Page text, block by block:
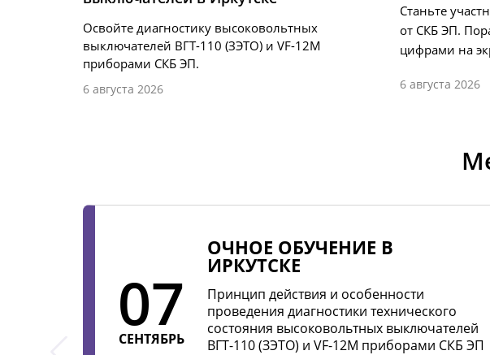
Освойте диагностику высоковольтных
выключателей ВГТ-110 (ЗЭТО) и VF-12M
приборами СКБ ЭП.
6 августа 2026
Станьте
от СКБ ЭП.
цифрами на
6 августа 2026
07
СЕНТЯБРЬ
ОЧНОЕ ОБУЧЕНИЕ В
ИРКУТСКЕ
Принцип действия и особенности
проведения диагностики технического
состояния высоковольтных выключателей
ВГТ-110 (ЗЭТО) и VF-12M приборами СКБ ЭП